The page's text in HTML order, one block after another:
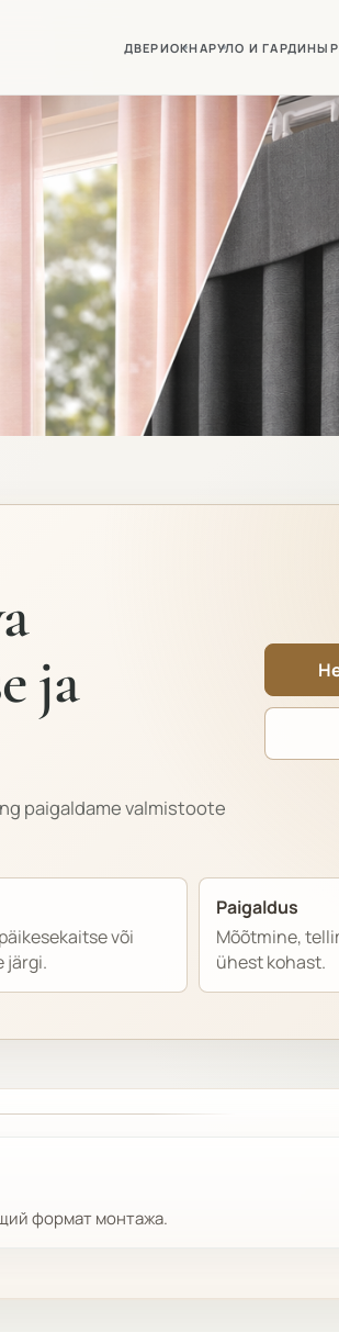
ДВЕРИОКНАРУЛО И ГАРДИНЫ
ja
paigaldame valmistoote
või
järgi.
Paigaldus
Mõõtmine,
ühest kohast.
формат монтажа.